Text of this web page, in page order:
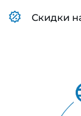
Скидки